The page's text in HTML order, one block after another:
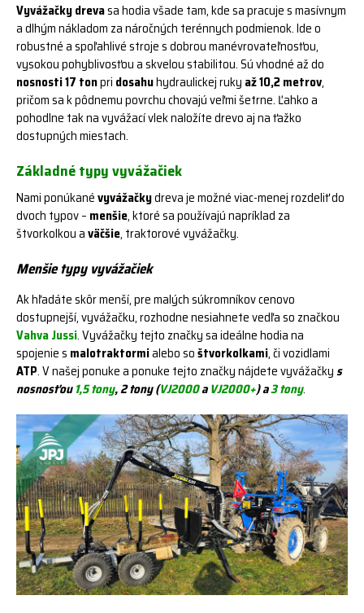
Vyvážačky drevasa hodia všade tam, kde sa pracuje s masívnym
a dlhým nákladom za náročných terénnych podmienok. Ide o
robustné a spoľahlivé stroje s dobrou manévrovateľnosťou,
vysokou pohyblivosťou a skvelou stabilitou. Sú vhodné až do
nosnosti 17 tonpri dosahuhydraulickej ruky až 10,2 metrov,
pričom sa k pôdnemu povrchu chovajú veľmi šetrne. Ľahko a
pohodlne tak na vyvážací vlek naložíte drevo aj na ťažko
dostupných miestach.
Základné typy vyvážačiek
Nami ponúkanévyvážačkydreva je možné viac-menej rozdeliť do
dvoch typov – menšie, ktoré sa používajú napríklad za
štvorkolkou aväčšie, traktorové vyvážačky.
Menšie typy vyvážačiek
Ak hľadáte skôr menší, pre malých súkromníkov cenovo
dostupnejší, vyvážačku, rozhodne nesiahnete vedľa so značkou
Vahva Jussi. Vyvážačky tejto značky sa ideálne hodia na
spojenie s malotraktormialebo soštvorkolkami, či vozidlami
ATP. V našej ponuke a ponuke tejto značky nájdete vyvážačkys
nosnosťou1,5 tony, 2 tony (VJ2000aVJ2000+) a3 tony.